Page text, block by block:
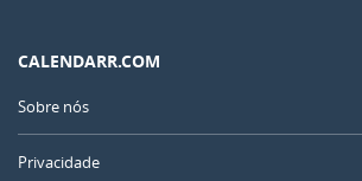
CALENDARR.COM
Sobre nós
Privacidade